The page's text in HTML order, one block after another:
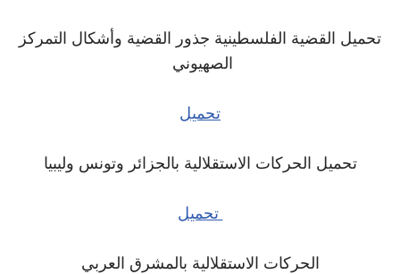
تحميل القضية الفلسطينية جذور القضية وأشكال التمركز
الصهيوني
تحميل
تحميل الحركات الاستقلالية بالجزائر وتونس وليبيا
تحميل
الحركات الاستقلالية بالمشرق العربي